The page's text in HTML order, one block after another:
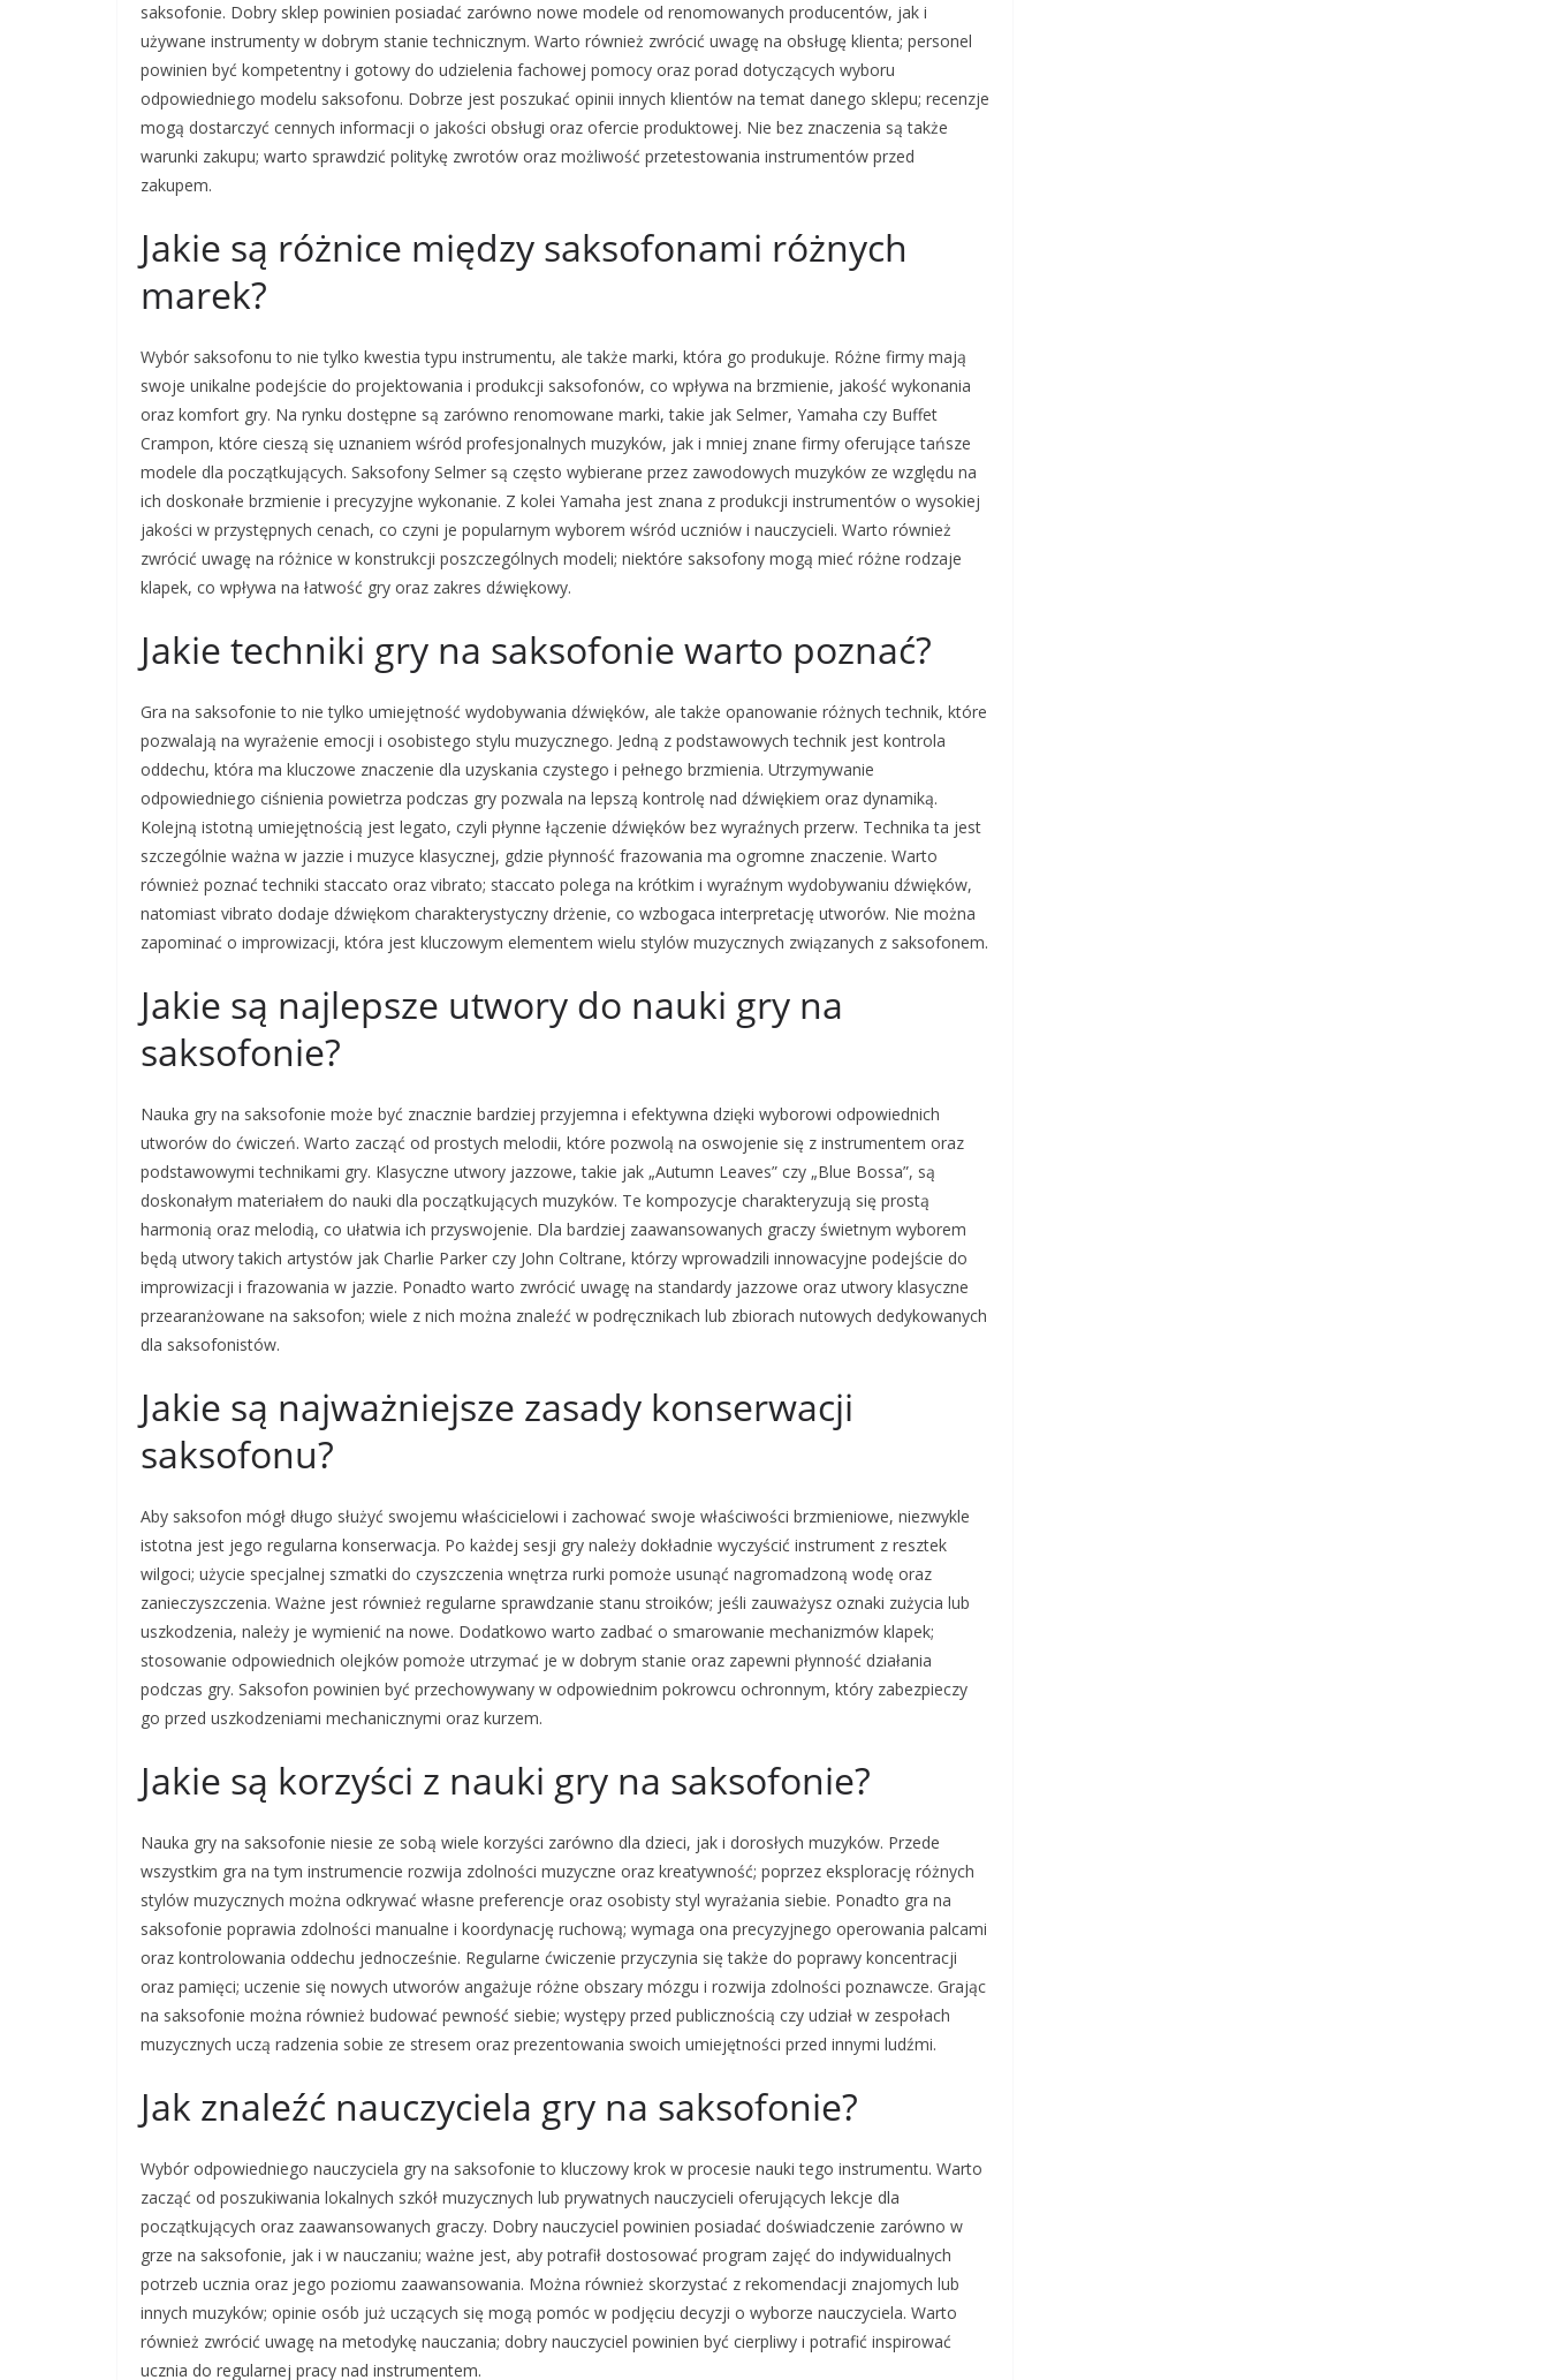
saksofonie. Dobry sklep powinien posiadać zarówno nowe modele od renomowanych producentów, jak i
używane instrumenty w dobrym stanie technicznym. Warto również zwrócić uwagę na obsługę klienta; personel
powinien być kompetentny i gotowy do udzielenia fachowej pomocy oraz porad dotyczących wyboru
odpowiedniego modelu saksofonu. Dobrze jest poszukać opinii innych klientów na temat danego sklepu; recenzje
mogą dostarczyć cennych informacji o jakości obsługi oraz ofercie produktowej. Nie bez znaczenia są także
warunki zakupu; warto sprawdzić politykę zwrotów oraz możliwość przetestowania instrumentów przed
zakupem.
Jakie są różnice między saksofonami różnych
marek?
Wybór saksofonu to nie tylko kwestia typu instrumentu, ale także marki, która go produkuje. Różne firmy mają
swoje unikalne podejście do projektowania i produkcji saksofonów, co wpływa na brzmienie, jakość wykonania
oraz komfort gry. Na rynku dostępne są zarówno renomowane marki, takie jak Selmer, Yamaha czy Buffet
Crampon, które cieszą się uznaniem wśród profesjonalnych muzyków, jak i mniej znane firmy oferujące tańsze
modele dla początkujących. Saksofony Selmer są często wybierane przez zawodowych muzyków ze względu na
ich doskonałe brzmienie i precyzyjne wykonanie. Z kolei Yamaha jest znana z produkcji instrumentów o wysokiej
jakości w przystępnych cenach, co czyni je popularnym wyborem wśród uczniów i nauczycieli. Warto również
zwrócić uwagę na różnice w konstrukcji poszczególnych modeli; niektóre saksofony mogą mieć różne rodzaje
klapek, co wpływa na łatwość gry oraz zakres dźwiękowy.
Jakie techniki gry na saksofonie warto poznać?
Gra na saksofonie to nie tylko umiejętność wydobywania dźwięków, ale także opanowanie różnych technik, które
pozwalają na wyrażenie emocji i osobistego stylu muzycznego. Jedną z podstawowych technik jest kontrola
oddechu, która ma kluczowe znaczenie dla uzyskania czystego i pełnego brzmienia. Utrzymywanie
odpowiedniego ciśnienia powietrza podczas gry pozwala na lepszą kontrolę nad dźwiękiem oraz dynamiką.
Kolejną istotną umiejętnością jest legato, czyli płynne łączenie dźwięków bez wyraźnych przerw. Technika ta jest
szczególnie ważna w jazzie i muzyce klasycznej, gdzie płynność frazowania ma ogromne znaczenie. Warto
również poznać techniki staccato oraz vibrato; staccato polega na krótkim i wyraźnym wydobywaniu dźwięków,
natomiast vibrato dodaje dźwiękom charakterystyczny drżenie, co wzbogaca interpretację utworów. Nie można
zapominać o improwizacji, która jest kluczowym elementem wielu stylów muzycznych związanych z saksofonem.
Jakie są najlepsze utwory do nauki gry na
saksofonie?
Nauka gry na saksofonie może być znacznie bardziej przyjemna i efektywna dzięki wyborowi odpowiednich
utworów do ćwiczeń. Warto zacząć od prostych melodii, które pozwolą na oswojenie się z instrumentem oraz
podstawowymi technikami gry. Klasyczne utwory jazzowe, takie jak „Autumn Leaves” czy „Blue Bossa”, są
doskonałym materiałem do nauki dla początkujących muzyków. Te kompozycje charakteryzują się prostą
harmonią oraz melodią, co ułatwia ich przyswojenie. Dla bardziej zaawansowanych graczy świetnym wyborem
będą utwory takich artystów jak Charlie Parker czy John Coltrane, którzy wprowadzili innowacyjne podejście do
improwizacji i frazowania w jazzie. Ponadto warto zwrócić uwagę na standardy jazzowe oraz utwory klasyczne
przearanżowane na saksofon; wiele z nich można znaleźć w podręcznikach lub zbiorach nutowych dedykowanych
dla saksofonistów.
Jakie są najważniejsze zasady konserwacji
saksofonu?
Aby saksofon mógł długo służyć swojemu właścicielowi i zachować swoje właściwości brzmieniowe, niezwykle
istotna jest jego regularna konserwacja. Po każdej sesji gry należy dokładnie wyczyścić instrument z resztek
wilgoci; użycie specjalnej szmatki do czyszczenia wnętrza rurki pomoże usunąć nagromadzoną wodę oraz
zanieczyszczenia. Ważne jest również regularne sprawdzanie stanu stroików; jeśli zauważysz oznaki zużycia lub
uszkodzenia, należy je wymienić na nowe. Dodatkowo warto zadbać o smarowanie mechanizmów klapek;
stosowanie odpowiednich olejków pomoże utrzymać je w dobrym stanie oraz zapewni płynność działania
podczas gry. Saksofon powinien być przechowywany w odpowiednim pokrowcu ochronnym, który zabezpieczy
go przed uszkodzeniami mechanicznymi oraz kurzem.
Jakie są korzyści z nauki gry na saksofonie?
Nauka gry na saksofonie niesie ze sobą wiele korzyści zarówno dla dzieci, jak i dorosłych muzyków. Przede
wszystkim gra na tym instrumencie rozwija zdolności muzyczne oraz kreatywność; poprzez eksplorację różnych
stylów muzycznych można odkrywać własne preferencje oraz osobisty styl wyrażania siebie. Ponadto gra na
saksofonie poprawia zdolności manualne i koordynację ruchową; wymaga ona precyzyjnego operowania palcami
oraz kontrolowania oddechu jednocześnie. Regularne ćwiczenie przyczynia się także do poprawy koncentracji
oraz pamięci; uczenie się nowych utworów angażuje różne obszary mózgu i rozwija zdolności poznawcze. Grając
na saksofonie można również budować pewność siebie; występy przed publicznością czy udział w zespołach
muzycznych uczą radzenia sobie ze stresem oraz prezentowania swoich umiejętności przed innymi ludźmi.
Jak znaleźć nauczyciela gry na saksofonie?
Wybór odpowiedniego nauczyciela gry na saksofonie to kluczowy krok w procesie nauki tego instrumentu. Warto
zacząć od poszukiwania lokalnych szkół muzycznych lub prywatnych nauczycieli oferujących lekcje dla
początkujących oraz zaawansowanych graczy. Dobry nauczyciel powinien posiadać doświadczenie zarówno w
grze na saksofonie, jak i w nauczaniu; ważne jest, aby potrafił dostosować program zajęć do indywidualnych
potrzeb ucznia oraz jego poziomu zaawansowania. Można również skorzystać z rekomendacji znajomych lub
innych muzyków; opinie osób już uczących się mogą pomóc w podjęciu decyzji o wyborze nauczyciela. Warto
również zwrócić uwagę na metodykę nauczania; dobry nauczyciel powinien być cierpliwy i potrafić inspirować
ucznia do regularnej pracy nad instrumentem.